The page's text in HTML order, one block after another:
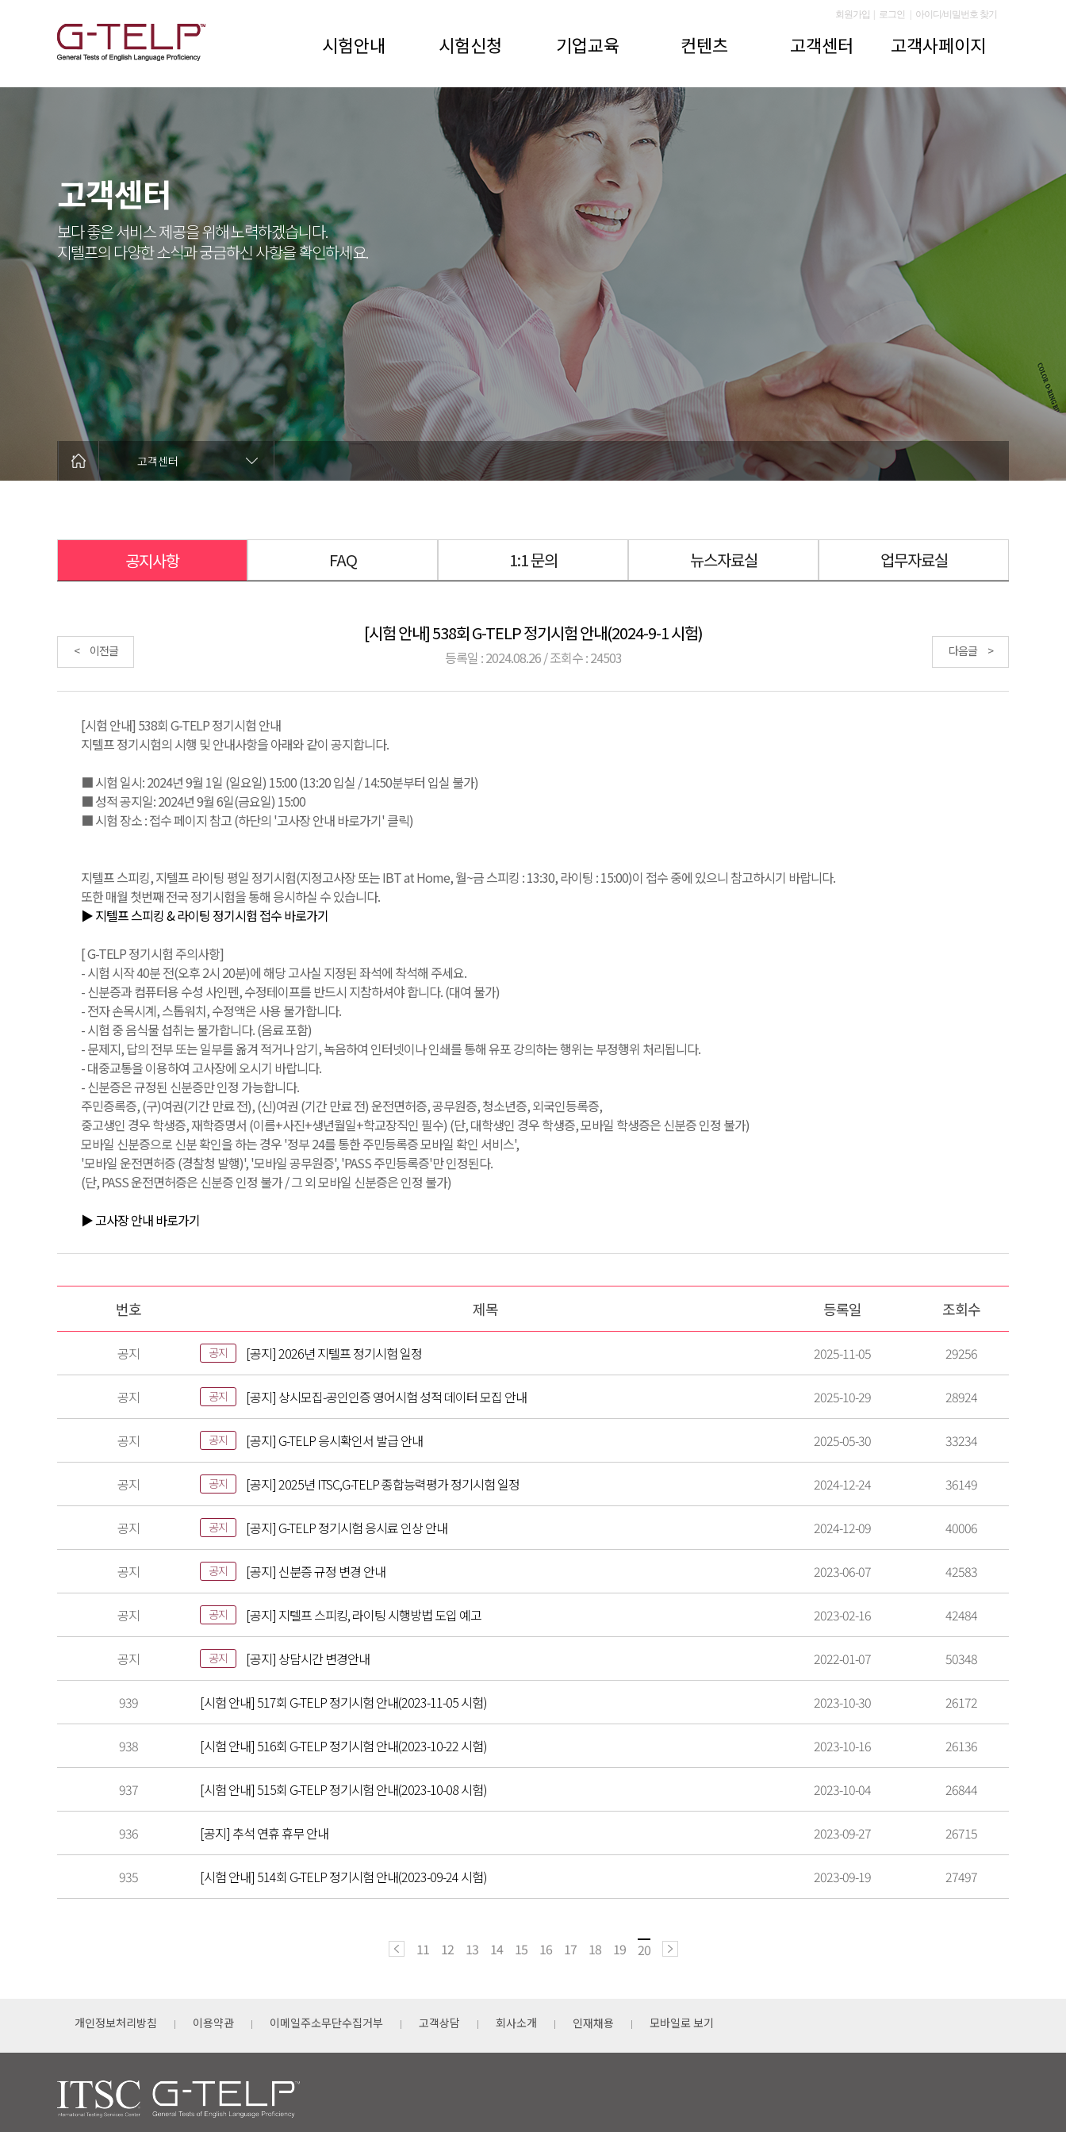
회원가입 로그인 아이디/비밀번호 찾기
시험안내 시험신청 기업교육 컨텐츠 고객센터 고객사페이지
고객센터
보다 좋은 서비스 제공을 위해 노력하겠습니다.
지텔프의 다양한 소식과 궁금하신 사항을 확인하세요.
고객센터
공지사항 FAQ 1:1 문의 뉴스자료실 업무자료실
[시험 안내] 538회 G-TELP 정기시험 안내(2024-9-1 시험)
등록일 : 2024.08.26 / 조회수 : 24503
< 이전글 다음글 >
[시험 안내] 538회 G-TELP 정기시험 안내
지텔프 정기시험의 시행 및 안내사항을 아래와 같이 공지합니다.
■ 시험 일시: 2024년 9월 1일 (일요일) 15:00 (13:20 입실 / 14:50분부터 입실 불가)
■ 성적 공지일: 2024년 9월 6일(금요일) 15:00
■ 시험 장소 : 접수 페이지 참고 (하단의 '고사장 안내 바로가기' 클릭)
지텔프 스피킹, 지텔프 라이팅 평일 정기시험(지정고사장 또는 IBT at Home, 월~금 스피킹 : 13:30, 라이팅 : 15:00)이 접수 중에 있으니 참고하시기 바랍니다.
또한 매월 첫번째 전국 정기시험을 통해 응시하실 수 있습니다.
▶ 지텔프 스피킹 & 라이팅 정기시험 접수 바로가기
[ G-TELP 정기시험 주의사항]
- 시험 시작 40분 전(오후 2시 20분)에 해당 고사실 지정된 좌석에 착석해 주세요.
- 신분증과 컴퓨터용 수성 사인펜, 수정테이프를 반드시 지참하셔야 합니다. (대여 불가)
- 전자 손목시계, 스톱워치, 수정액은 사용 불가합니다.
- 시험 중 음식물 섭취는 불가합니다. (음료 포함)
- 문제지, 답의 전부 또는 일부를 옮겨 적거나 암기, 녹음하여 인터넷이나 인쇄를 통해 유포 강의하는 행위는 부정행위 처리됩니다.
- 대중교통을 이용하여 고사장에 오시기 바랍니다.
- 신분증은 규정된 신분증만 인정 가능합니다.
주민증록증, (구)여권(기간 만료 전), (신)여권 (기간 만료 전) 운전면허증, 공무원증, 청소년증, 외국인등록증,
중고생인 경우 학생증, 재학증명서 (이름+사진+생년월일+학교장직인 필수) (단, 대학생인 경우 학생증, 모바일 학생증은 신분증 인정 불가)
모바일 신분증으로 신분 확인을 하는 경우 '정부 24를 통한 주민등록증 모바일 확인 서비스',
'모바일 운전면허증 (경찰청 발행)', '모바일 공무원증', 'PASS 주민등록증'만 인정된다.
(단, PASS 운전면허증은 신분증 인정 불가 / 그 외 모바일 신분증은 인정 불가)
▶ 고사장 안내 바로가기
번호 제목 등록일 조회수
공지 공지 [공지] 2026년 지텔프 정기시험 일정 2025-11-05 29256
공지 공지 [공지] 상시모집-공인인증 영어시험 성적 데이터 모집 안내 2025-10-29 28924
공지 공지 [공지] G-TELP 응시확인서 발급 안내 2025-05-30 33234
공지 공지 [공지] 2025년 ITSC,G-TELP 종합능력평가 정기시험 일정 2024-12-24 36149
공지 공지 [공지] G-TELP 정기시험 응시료 인상 안내 2024-12-09 40006
공지 공지 [공지] 신분증 규정 변경 안내 2023-06-07 42583
공지 공지 [공지] 지텔프 스피킹, 라이팅 시행방법 도입 예고 2023-02-16 42484
공지 공지 [공지] 상담시간 변경안내 2022-01-07 50348
939 [시험 안내] 517회 G-TELP 정기시험 안내(2023-11-05 시험) 2023-10-30 26172
938 [시험 안내] 516회 G-TELP 정기시험 안내(2023-10-22 시험) 2023-10-16 26136
937 [시험 안내] 515회 G-TELP 정기시험 안내(2023-10-08 시험) 2023-10-04 26844
936 [공지] 추석 연휴 휴무 안내 2023-09-27 26715
935 [시험 안내] 514회 G-TELP 정기시험 안내(2023-09-24 시험) 2023-09-19 27497
11 12 13 14 15 16 17 18 19 20
개인정보처리방침 이용약관 이메일주소무단수집거부 고객상담 회사소개 인재채용 모바일로 보기